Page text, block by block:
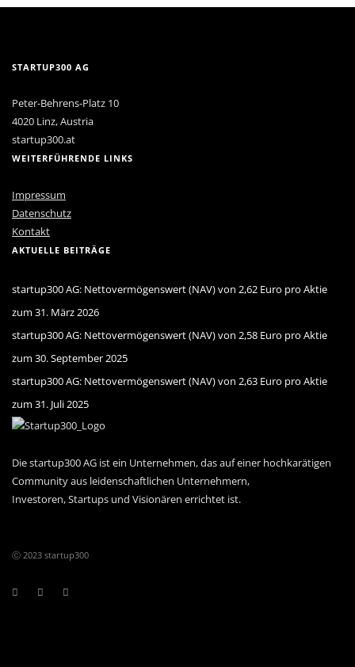
STARTUP300 AG
Peter-Behrens-Platz 10
4020 Linz, Austria
startup300.at
WEITERFÜHRENDE LINKS
Impressum
Datenschutz
Kontakt
AKTUELLE BEITRÄGE
startup300 AG: Nettovermögenswert (NAV) von 2,62 Euro pro Aktie
zum 31. März 2026
startup300 AG: Nettovermögenswert (NAV) von 2,58 Euro pro Aktie
zum 30. September 2025
startup300 AG: Nettovermögenswert (NAV) von 2,63 Euro pro Aktie
zum 31. Juli 2025
Die startup300 AG ist ein Unternehmen, das auf einer hochkarätigen
Community aus leiden­schaftlichen Unternehmern,
Investoren, Startups und Visionären errichtet ist.
ⓒ 2023 startup300